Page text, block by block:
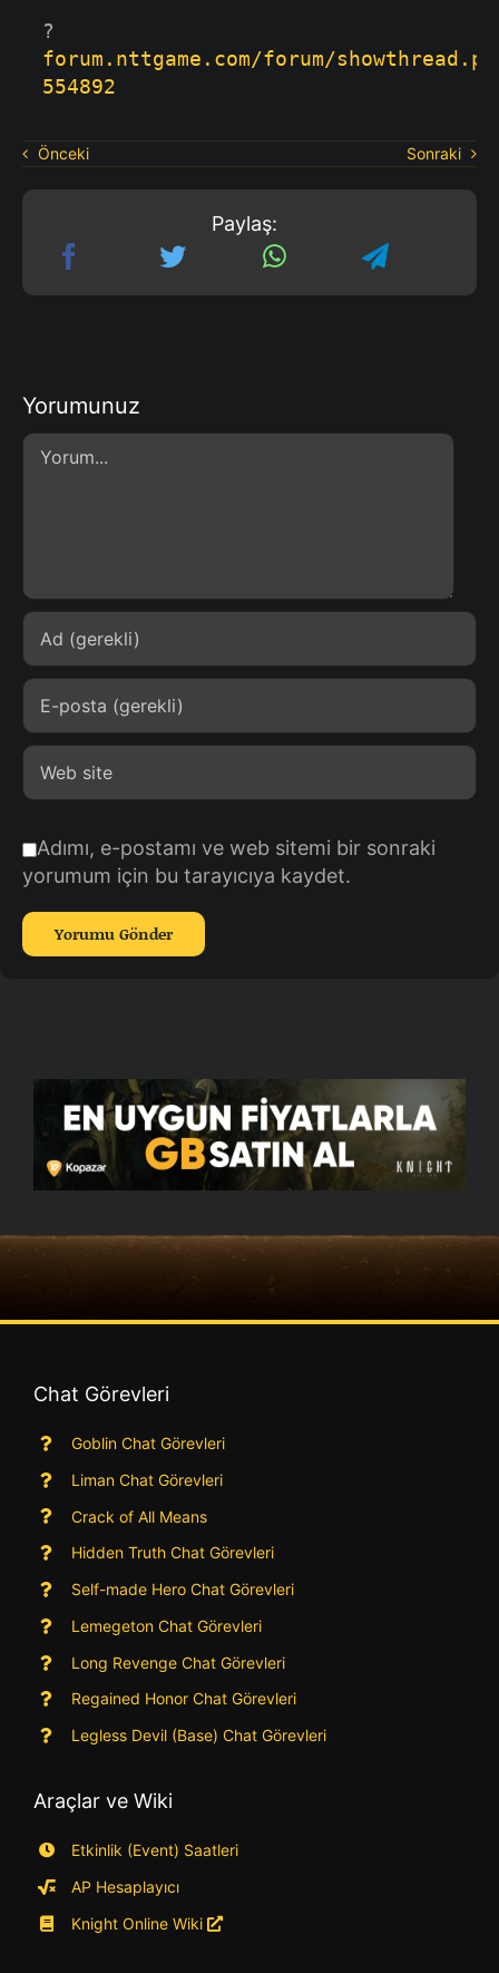
forum.nttgame.com/forum/
554892
Önceki Sonraki
Paylaş:
Yorumunuz
Comment
Adımı, e-postamı ve web sitemi bir sonraki
yorumum için bu tarayıcıya kaydet.
Chat Görevleri
Goblin Chat Görevleri
Liman Chat Görevleri
Crack of All Means
Hidden Truth Chat Görevleri
Self-made Hero Chat Görevleri
Lemegeton Chat Görevleri
Long Revenge Chat Görevleri
Regained Honor Chat Görevleri
Legless Devil (Base) Chat Görevleri
Araçlar ve Wiki
Etkinlik (Event) Saatleri
AP Hesaplayıcı
Knight Online Wiki